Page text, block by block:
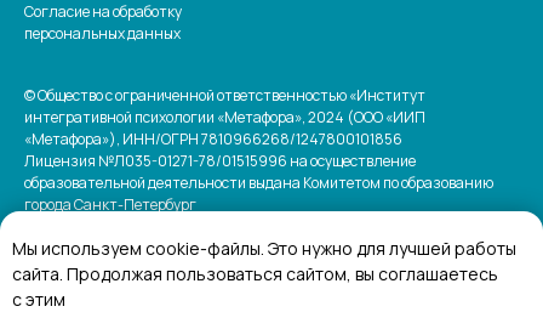
© Общество с ограниченной ответственностью «Институт
интегративной психологии «Метафора», 2024 (ООО «ИИП
«Метафора»), ИНН/ОГРН 7810966268/1247800101856
Лицензия №Л035-01271-78/01515996 на осуществление
образовательной деятельности выдана Комитетом по образованию
города Санкт-Петербург
Официальный сайт Министерства науки и
Согласие на обработку
персональных данных
Мы используем cookie-файлы. Это нужно для лучшей работы
сайта. Продолжая пользоваться сайтом, вы соглашаетесь
с этим